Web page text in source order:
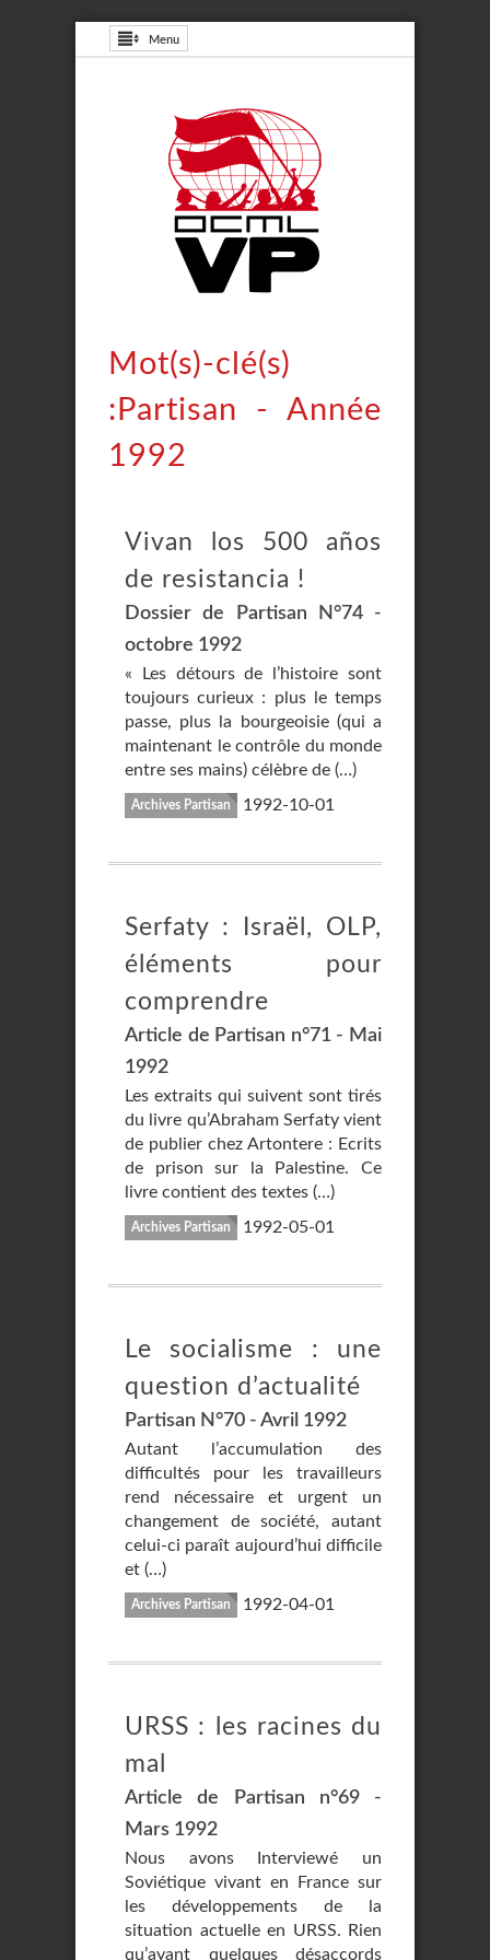
Menu
Mot(s)-clé(s)
:Partisan - Année
1992
Vivan los 500 años
de resistancia !
Dossier de Partisan N°74 -
octobre 1992
« Les détours de l’histoire sont
toujours curieux : plus le temps
passe, plus la bourgeoisie (qui a
maintenant le contrôle du monde
entre ses mains) célèbre de (…)
Archives Partisan 1992-10-01
Serfaty : Israël, OLP,
éléments pour
comprendre
Article de Partisan n°71 - Mai
1992
Les extraits qui suivent sont tirés
du livre qu’Abraham Serfaty vient
de publier chez Artontere : Ecrits
de prison sur la Palestine. Ce
livre contient des textes (…)
Archives Partisan 1992-05-01
Le socialisme : une
question d’actualité
Partisan N°70 - Avril 1992
Autant l’accumulation des
difficultés pour les travailleurs
rend nécessaire et urgent un
changement de société, autant
celui-ci paraît aujourd’hui difficile
et (…)
Archives Partisan 1992-04-01
URSS : les racines du
mal
Article de Partisan n°69 -
Mars 1992
Nous avons Interviewé un
Soviétique vivant en France sur
les développements de la
situation actuelle en URSS. Rien
qu’ayant quelques désaccords